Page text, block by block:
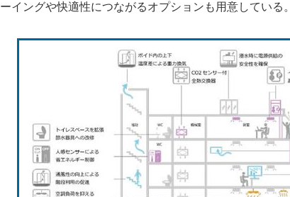
ーイングや快適性につながるオプションも用意している。